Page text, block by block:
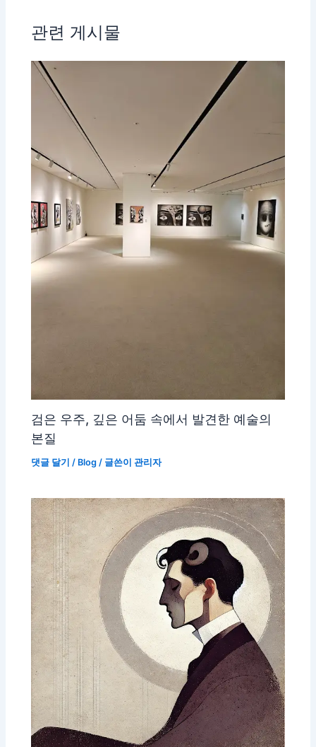
관련 게시물
검은 우주, 깊은 어둠 속에서 발견한 예술의
본질
댓글 달기 / Blog / 글쓴이관리자